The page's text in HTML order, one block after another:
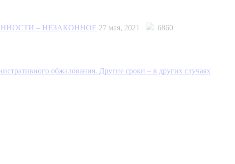
– НЕЗАКОННОЕ 27 мая, 2021
6860
обжалования. Другие сроки – в других случаях